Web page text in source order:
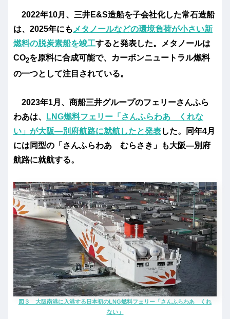
2022年10月、三井E&S造船を子会社化した常石造船
は、2025年にもメタノールなどの環境負荷が小さい新
燃料の脱炭素船を竣工すると発表した。メタノールは
CO2を原料に合成可能で、カーボンニュートラル燃料
の一つとして注目されている。
2023年1月、商船三井グループのフェリーさんふら
わあは、
LNG燃料フェリー「さんふらわあ くれな
い」が大阪―別府航路に就航したと発表した。同年4月
には同型の「さんふらわあ むらさき」も大阪―別府
航路に就航する。
図３ 大阪南港に入港する日本初のLNG燃料フェリー「さんふらわあ くれ
ない」